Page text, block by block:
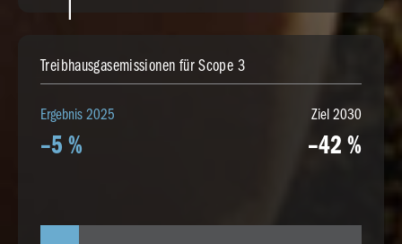
Treibhausgasemissionen für Scope 3
Ergebnis 2025
–5 %
Ziel 2030
–42 %